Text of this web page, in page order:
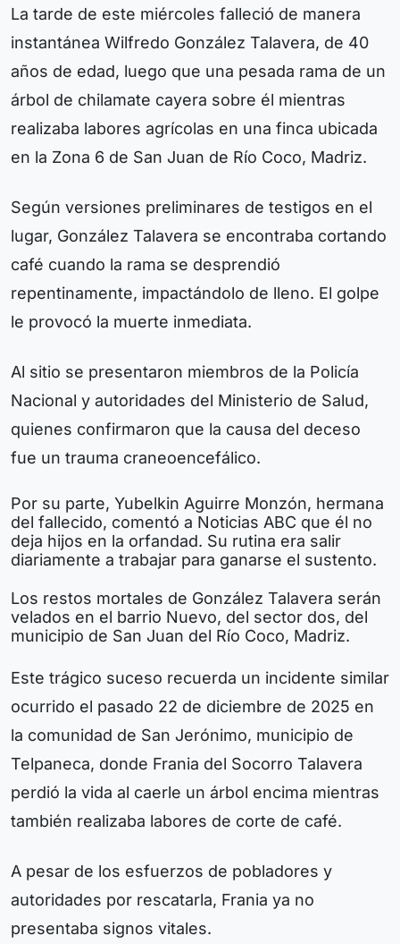
La tarde de este miércoles falleció de manera
instantánea Wilfredo González Talavera, de 40
años de edad, luego que una pesada rama de un
árbol de chilamate cayera sobre él mientras
realizaba labores agrícolas en una finca ubicada
en la Zona 6 de San Juan de Río Coco, Madriz.
Según versiones preliminares de testigos en el
lugar, González Talavera se encontraba cortando
café cuando la rama se desprendió
repentinamente, impactándolo de lleno. El golpe
le provocó la muerte inmediata.
Al sitio se presentaron miembros de la Policía
Nacional y autoridades del Ministerio de Salud,
quienes confirmaron que la causa del deceso
fue un trauma craneoencefálico.
Por su parte, Yubelkin Aguirre Monzón, hermana
del fallecido, comentó a Noticias ABC que él no
deja hijos en la orfandad. Su rutina era salir
diariamente a trabajar para ganarse el sustento.
Los restos mortales de González Talavera serán
velados en el barrio Nuevo, del sector dos, del
municipio de San Juan del Río Coco, Madriz.
Este trágico suceso recuerda un incidente similar
ocurrido el pasado 22 de diciembre de 2025 en
la comunidad de San Jerónimo, municipio de
Telpaneca, donde Frania del Socorro Talavera
perdió la vida al caerle un árbol encima mientras
también realizaba labores de corte de café.
A pesar de los esfuerzos de pobladores y
autoridades por rescatarla, Frania ya no
presentaba signos vitales.